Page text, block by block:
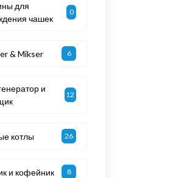
для
чашек
0
& Mikser 6
и
12
котлы 26
и кофейник 8